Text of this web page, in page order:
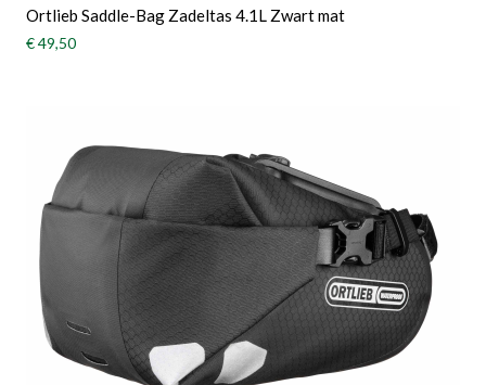
Ortlieb Saddle-Bag Zadeltas 4.1L Zwart mat
€ 49,50